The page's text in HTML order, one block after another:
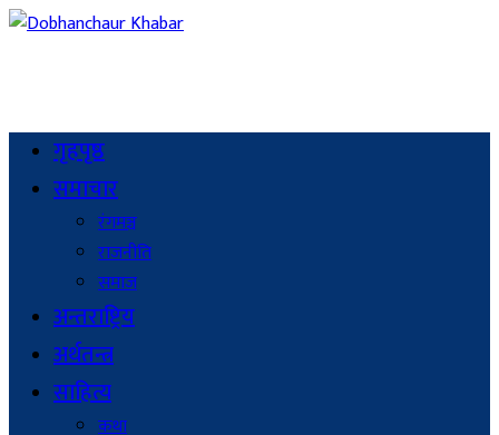
गृहपृष्ठ
समाचार
रंगमञ्च
राजनीति
समाज
अन्तराष्ट्रिय
अर्थतन्त्र
साहित्य
कथा